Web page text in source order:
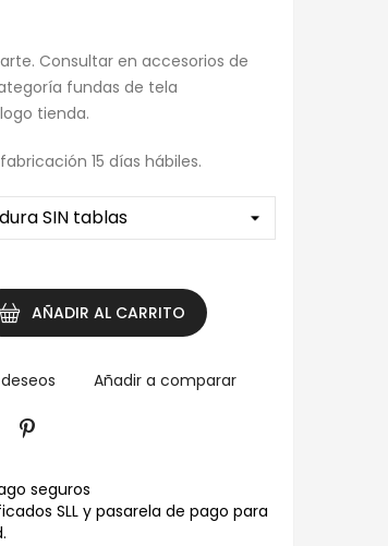
Consultar en accesorios de
fundas de tela
tienda.
15 días hábiles.
AÑADIR AL CARRITO
Añadir a comparar
seguros
SLL y pasarela de pago para